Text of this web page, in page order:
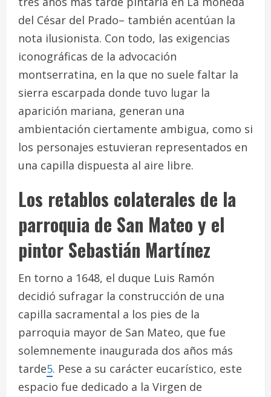
del César del Prado– también acentúan la
nota ilusionista. Con todo, las exigencias
iconográficas de la advocación
montserratina, en la que no suele faltar la
sierra escarpada donde tuvo lugar la
aparición mariana, generan una
ambientación ciertamente ambigua, como si
los personajes estuvieran representados en
una capilla dispuesta al aire libre.
Los retablos colaterales de la
parroquia de San Mateo y el
pintor Sebastián Martínez
En torno a 1648, el duque Luis Ramón
decidió sufragar la construcción de una
capilla sacramental a los pies de la
parroquia mayor de San Mateo, que fue
solemnemente inaugurada dos años más
tarde5. Pese a su carácter eucarístico, este
espacio fue dedicado a la Virgen de